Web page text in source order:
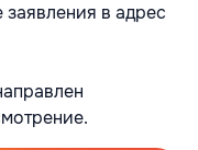
заявления в адрес